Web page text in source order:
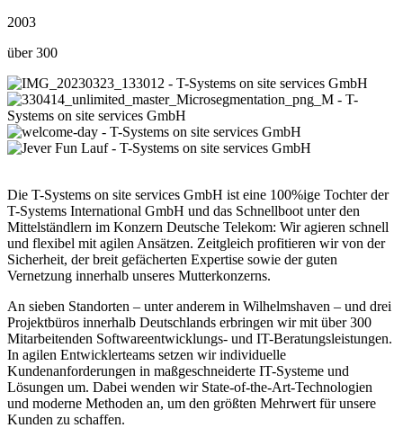
2003
über 300
Die T-Systems on site services GmbH ist eine 100%ige Tochter der
T-Systems International GmbH und das Schnellboot unter den
Mittelständlern im Konzern Deutsche Telekom: Wir agieren schnell
und flexibel mit agilen Ansätzen. Zeitgleich profitieren wir von der
Sicherheit, der breit gefächerten Expertise sowie der guten
Vernetzung innerhalb unseres Mutterkonzerns.
An sieben Standorten – unter anderem in Wilhelmshaven – und drei
Projektbüros innerhalb Deutschlands erbringen wir mit über 300
Mitarbeitenden Softwareentwicklungs- und IT-Beratungsleistungen.
In agilen Entwicklerteams setzen wir individuelle
Kundenanforderungen in maßgeschneiderte IT-Systeme und
Lösungen um. Dabei wenden wir State-of-the-Art-Technologien
und moderne Methoden an, um den größten Mehrwert für unsere
Kunden zu schaffen.